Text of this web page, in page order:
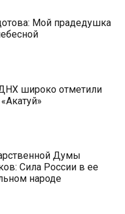
Мой прадедушка
широко отметили
Думы
Сила России в ее
народе